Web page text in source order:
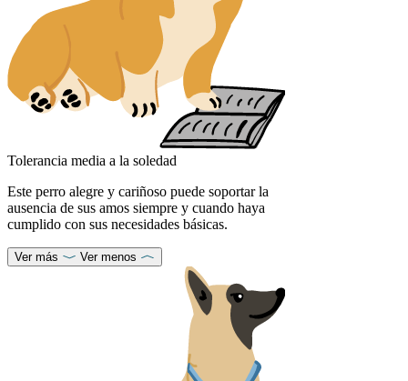
Tolerancia media a la soledad
Este perro alegre y cariñoso puede soportar la
ausencia de sus amos siempre y cuando haya
cumplido con sus necesidades básicas.
Ver más Ver menos